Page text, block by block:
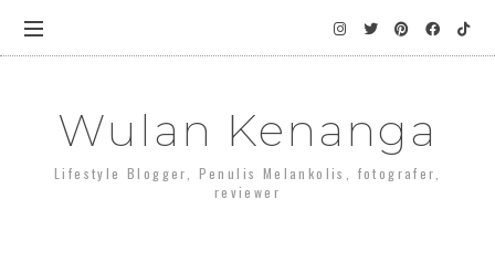
Wulan Kenanga
Lifestyle Blogger, Penulis Melankolis, fotografer,
reviewer